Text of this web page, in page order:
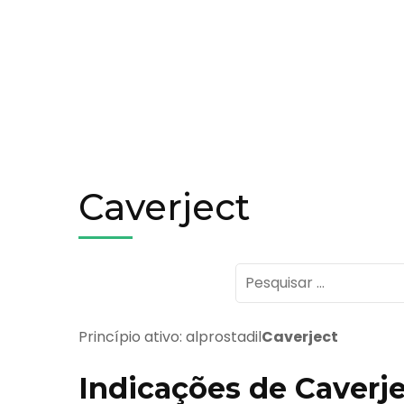
Caverject
Pesquisar
por:
Princípio ativo: alprostadilCaverject
Indicações de